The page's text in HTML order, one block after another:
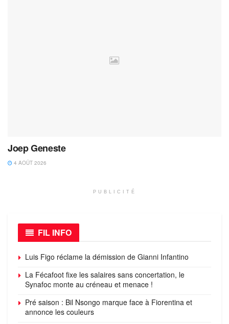
Joep Geneste
4 AOÛT 2026
PUBLICITÉ
FIL INFO
Luis Figo réclame la démission de Gianni Infantino
La Fécafoot fixe les salaires sans concertation, le
Synafoc monte au créneau et menace !
Pré saison : Bil Nsongo marque face à Fiorentina et
annonce les couleurs